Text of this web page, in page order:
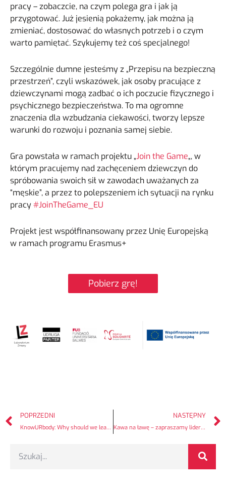
pracy – zobaczcie, na czym polega gra i jak ją
przygotować. Już jesienią pokażemy, jak można ją
zmieniać, dostosować do własnych potrzeb i o czym
warto pamiętać. Szykujemy też coś specjalnego!
Szczególnie dumne jesteśmy z „Przepisu na bezpieczną
przestrzeń”, czyli wskazówek, jak osoby pracujące z
dziewczynami mogą zadbać o ich poczucie fizycznego i
psychicznego bezpieczeństwa. To ma ogromne
znaczenia dla wzbudzania ciekawości, tworzy lepsze
warunki do rozwoju i poznania samej siebie.
Gra powstała w ramach projektu „Join the Game„, w
którym pracujemy nad zachęceniem dziewczyn do
spróbowania swoich sił w zawodach uważanych za
“męskie”, a przez to polepszeniem ich sytuacji na rynku
pracy#JoinTheGame_EU
Projekt jest współfinansowany przez Unię Europejską
w ramach programu Erasmus+
Pobierz grę!
POPRZEDNI
KnowURbody: Why should we leave the „Glow-Up” culture behind?
NASTĘPNY
Kawa na ławę – zapraszamy liderki do wypełnienia ankiety!